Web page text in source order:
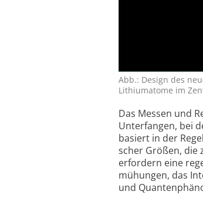
Abb.: Design des
Lithiumatome im
Das Messen und
Unter­fangen, bei
basiert in der
scher Größen, die
erfordern eine
mühun­gen, das
und